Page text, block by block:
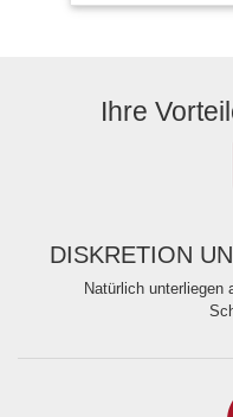
Ihre
DISKRETION
Natürlich unterliegen